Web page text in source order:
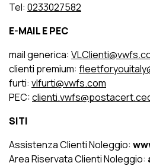
Tel: 0233027582
E-MAIL E PEC
mail generica:
clienti premium:
furti: vlfurti@vwfs.com
PEC:
SITI
Assistenza Clienti Noleggio:
Area Riservata Clienti Noleggio: